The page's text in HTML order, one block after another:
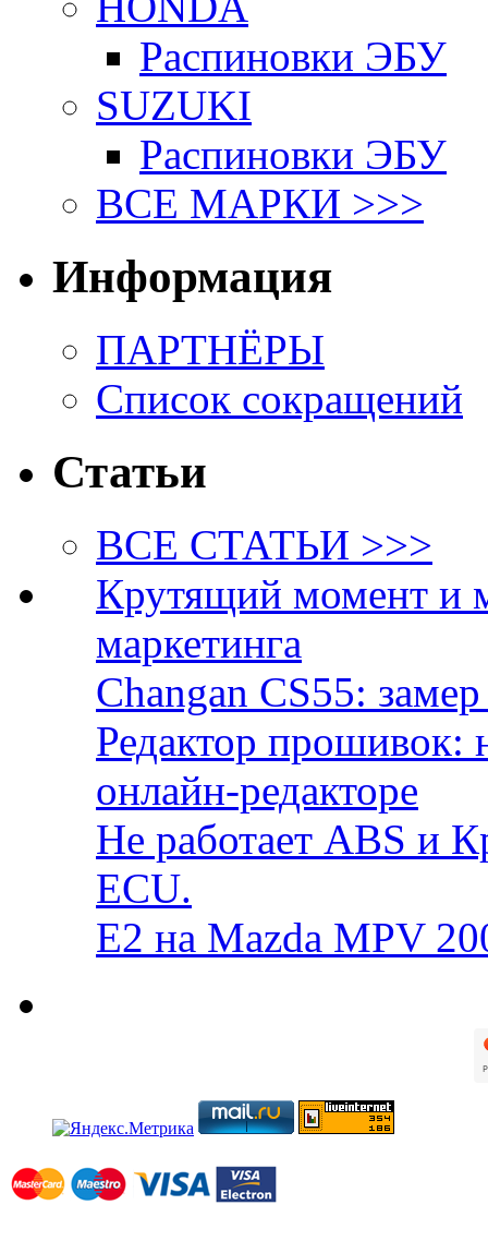
Распиновки ЭБУ
SUZUKI
Распиновки ЭБУ
ВСЕ МАРКИ >>>
Информация
ПАРТНЁРЫ
Список сокращений
Статьи
ВСЕ СТАТЬИ >>>
Крутящий момент и
маркетинга
Changan CS55:
Редактор прошивок:
онлайн-редакторе
Не работает ABS и
ECU.
E2 на Mazda MPV